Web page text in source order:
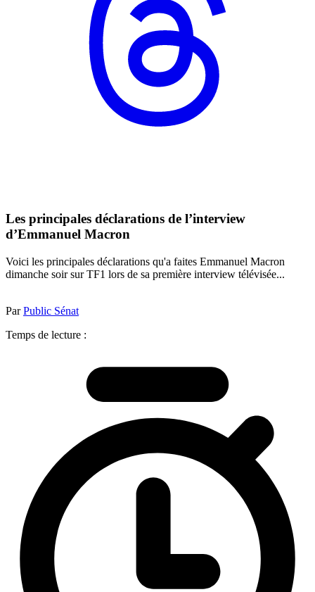
Les principales déclarations de l’interview
d’Emmanuel Macron
Voici les principales déclarations qu'a faites Emmanuel Macron
dimanche soir sur TF1 lors de sa première interview télévisée...
ParPublic Sénat
Temps de lecture :